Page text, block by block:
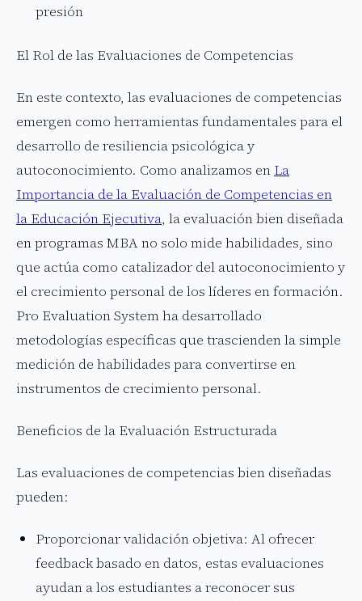
presión
El Rol de las Evaluaciones de Competencias
En este contexto, las evaluaciones de competencias
emergen como herramientas fundamentales para el
desarrollo de resiliencia psicológica y
autoconocimiento. Como analizamos en La
Importancia de la Evaluación de Competencias en
la Educación Ejecutiva, la evaluación bien diseñada
en programas MBA no solo mide habilidades, sino
que actúa como catalizador del autoconocimiento y
el crecimiento personal de los líderes en formación.
Pro Evaluation System ha desarrollado
metodologías específicas que trascienden la simple
medición de habilidades para convertirse en
instrumentos de crecimiento personal.
Beneficios de la Evaluación Estructurada
Las evaluaciones de competencias bien diseñadas
pueden:
Proporcionar validación objetiva: Al ofrecer
feedback basado en datos, estas evaluaciones
ayudan a los estudiantes a reconocer sus